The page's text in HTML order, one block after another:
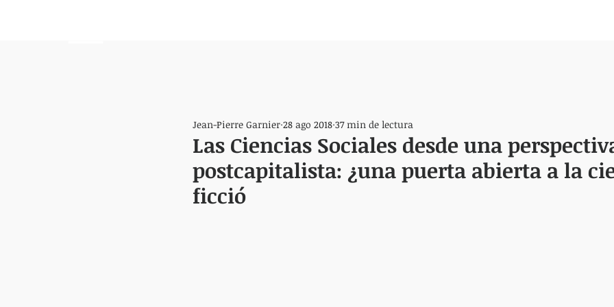
Las Ciencias Sociales desde una
postcapitalista: ¿una puerta abierta a la
ficció
Jean-Pierre Garnier 28 ago 2018 37 min de lectura